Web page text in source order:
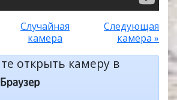
Случайная
камера
Следующая
камера »
открыть камеру в